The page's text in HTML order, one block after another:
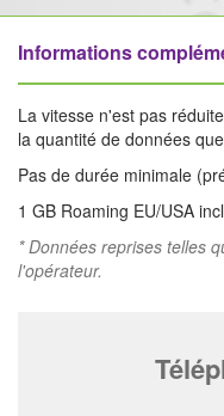
Informations
La vitesse n'est pas
la quantité de données
Pas de durée minimale
1 GB Roaming EU/USA
* Données reprises telles
l'opérateur.